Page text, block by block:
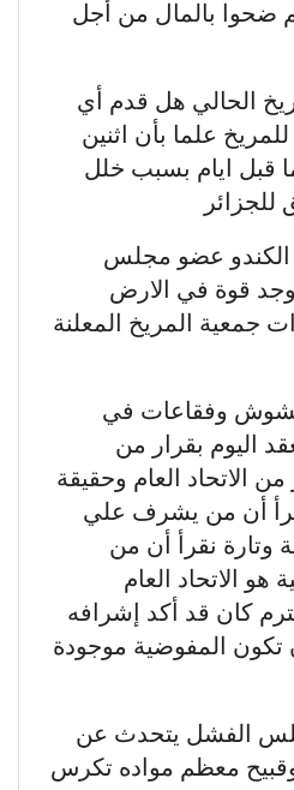
ضحوا بالمال من أجل
الحالي هل قدم أي
علما بأن اثنين
قبل ايام بسبب خلل
عضو مجلس
قوة في الارض
جمعية المريخ المعلنة
فشوش وفقاعات في
اليوم بقرار من
الاتحاد العام وحقيقة
أن من يشرف علي
وتارة نقرأ أن من
الاتحاد العام
كان قد أكد إشرافه
المفوضية موجودة
الفشل يتحدث عن
معظم مواده تكرس